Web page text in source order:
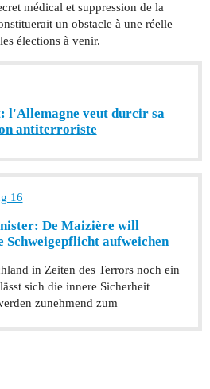
médical et suppression de la
un obstacle à une réelle
élections à venir.
l'Allemagne veut durcir sa
antiterroriste
16
De Maizière will
Schweigepflicht aufweichen
in Zeiten des Terrors noch ein
sich die innere Sicherheit
zunehmend zum